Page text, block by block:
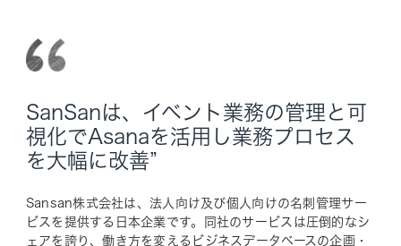
SanSanは、イベント業務の管理と可
視化でAsanaを活用し業務プロセス
を大幅に改善”
Sansan株式会社は、法人向け及び個人向けの名刺管理サー
ビスを提供する日本企業です。同社のサービスは圧倒的なシ
ェアを誇り、働き方を変えるビジネスデータベースの企画・